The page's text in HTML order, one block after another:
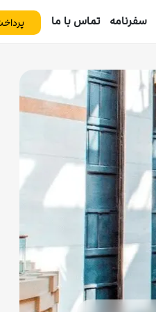
سفرنامه تماس با ما